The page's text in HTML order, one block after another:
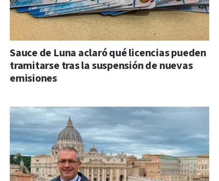
Sauce de Luna aclaró qué licencias pueden
tramitarse tras la suspensión de nuevas
emisiones